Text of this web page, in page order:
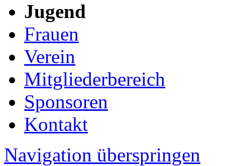
Jugend
Frauen
Verein
Mitgliederbereich
Sponsoren
Kontakt
Navigation überspringen